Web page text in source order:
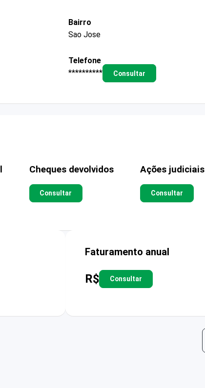
Bairro
Sao Jose
Telefone
**********
Consultar
Cheques devolvidos
Consultar
Ações judiciais
Consultar
Faturamento anual
R$ Consultar